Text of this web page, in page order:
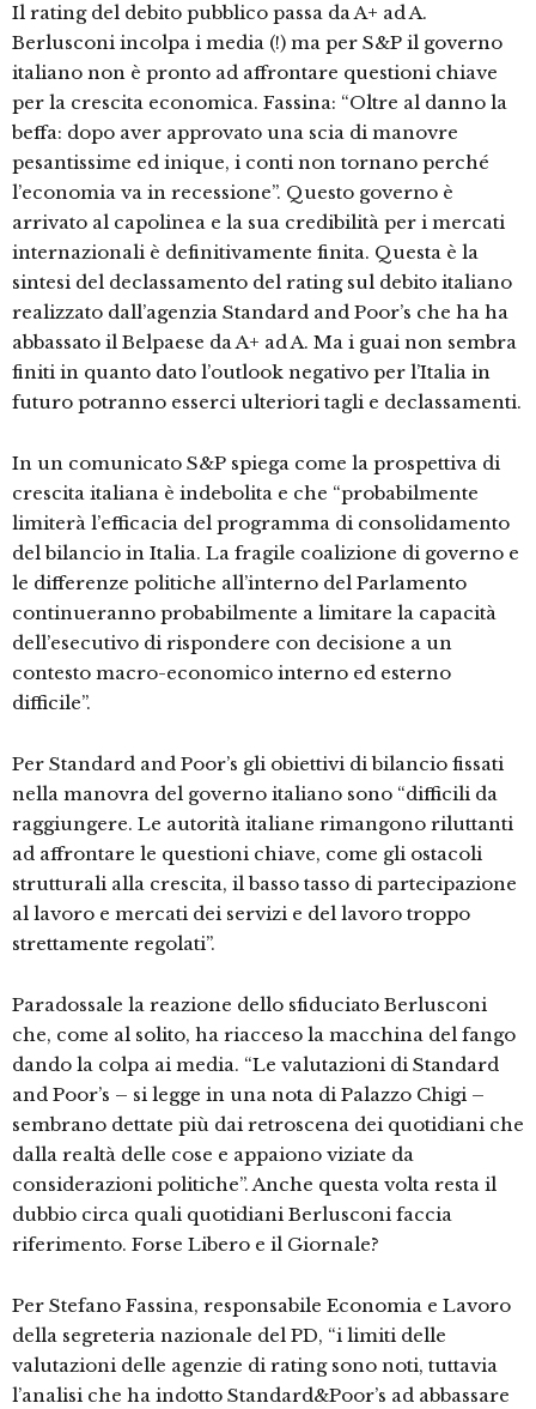
Il rating del debito pubblico passa da A+ ad A.
Berlusconi incolpa i media (!) ma per S&P il governo
italiano non è pronto ad affrontare questioni chiave
per la crescita economica. Fassina: “Oltre al danno la
beffa: dopo aver approvato una scia di manovre
pesantissime ed inique, i conti non tornano perché
l’economia va in recessione”. Questo governo è
arrivato al capolinea e la sua credibilità per i mercati
internazionali è definitivamente finita. Questa è la
sintesi del declassamento del rating sul debito italiano
realizzato dall’agenzia Standard and Poor’s che ha ha
abbassato il Belpaese da A+ ad A. Ma i guai non sembra
finiti in quanto dato l’outlook negativo per l’Italia in
futuro potranno esserci ulteriori tagli e declassamenti.
In un comunicato S&P spiega come la prospettiva di
crescita italiana è indebolita e che “probabilmente
limiterà l’efficacia del programma di consolidamento
del bilancio in Italia. La fragile coalizione di governo e
le differenze politiche all’interno del Parlamento
continueranno probabilmente a limitare la capacità
dell’esecutivo di rispondere con decisione a un
contesto macro-economico interno ed esterno
difficile”.
Per Standard and Poor’s gli obiettivi di bilancio fissati
nella manovra del governo italiano sono “difficili da
raggiungere. Le autorità italiane rimangono riluttanti
ad affrontare le questioni chiave, come gli ostacoli
strutturali alla crescita, il basso tasso di partecipazione
al lavoro e mercati dei servizi e del lavoro troppo
strettamente regolati”.
Paradossale la reazione dello sfiduciato Berlusconi
che, come al solito, ha riacceso la macchina del fango
dando la colpa ai media. “Le valutazioni di Standard
and Poor’s – si legge in una nota di Palazzo Chigi –
sembrano dettate più dai retroscena dei quotidiani che
dalla realtà delle cose e appaiono viziate da
considerazioni politiche”. Anche questa volta resta il
dubbio circa quali quotidiani Berlusconi faccia
riferimento. Forse Libero e il Giornale?
Per Stefano Fassina, responsabile Economia e Lavoro
della segreteria nazionale del PD, “i limiti delle
valutazioni delle agenzie di rating sono noti, tuttavia
l’analisi che ha indotto Standard&Poor’s ad abbassare